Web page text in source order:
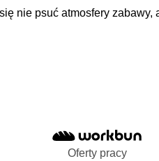
nie psuć atmosfery
Oferty pracy